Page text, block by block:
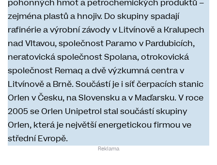
pohonných hmot a petrochemických produktů –
zejména plastů a hnojiv. Do skupiny spadají
rafinérie a výrobní závody v Litvínově a Kralupech
nad Vltavou, společnost Paramo v Pardubicích,
neratovická společnost Spolana, otrokovická
společnost Remaq a dvě výzkumná centra v
Litvínově a Brně. Součástí je i síť čerpacích stanic
Orlen v Česku, na Slovensku a v Maďarsku. V roce
2005 se Orlen Unipetrol stal součástí skupiny
Orlen, která je největší energetickou firmou ve
střední Evropě.